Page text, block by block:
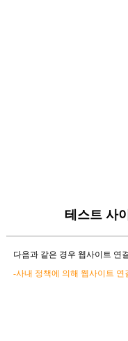
테스트 사
다음과 같은 경우 웹사이트 연
-사내 정책에 의해 웹사이트